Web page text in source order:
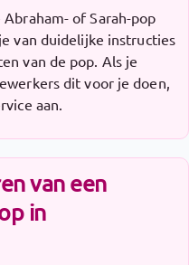
of Sarah-pop
van duidelijke instructies
van de pop. Als je
dit voor je doen,
aan.
van een
in